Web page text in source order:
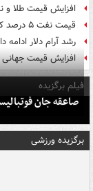
افزایش قیمت طلا و
قیمت نفت ۵ درصد کاهش یافت
رشد آرام دلار ادامه
افزایش قیمت جهانی
فیلم برگزیده
صاعقه جان
برگزیده ورزشی